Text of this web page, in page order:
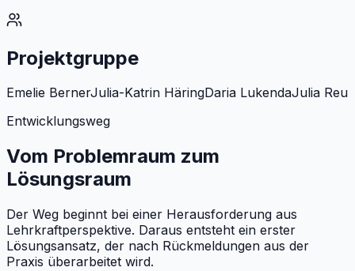
Projektgruppe
Emelie BernerJulia-Katrin HäringDaria LukendaJulia Reu
Entwicklungsweg
Vom Problemraum zum
Lösungsraum
Der Weg beginnt bei einer Herausforderung aus
Lehrkraftperspektive. Daraus entsteht ein erster
Lösungsansatz, der nach Rückmeldungen aus der
Praxis überarbeitet wird.